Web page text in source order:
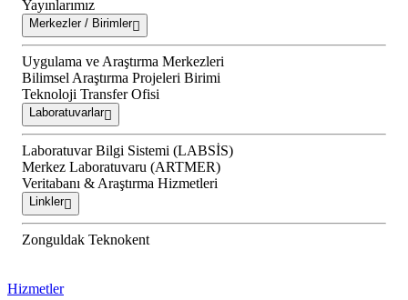
Yayınlarımız
Merkezler / Birimler
Uygulama ve Araştırma Merkezleri
Bilimsel Araştırma Projeleri Birimi
Teknoloji Transfer Ofisi
Laboratuvarlar
Laboratuvar Bilgi Sistemi (LABSİS)
Merkez Laboratuvaru (ARTMER)
Veritabanı & Araştırma Hizmetleri
Linkler
Zonguldak Teknokent
Hizmetler